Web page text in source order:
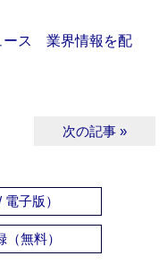
ース 業界情報を配
次の記事 »
子版）
無料）